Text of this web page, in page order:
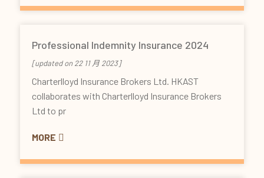
Professional Indemnity Insurance 2024
[updated on 22 11 月 2023]
Charterlloyd Insurance Brokers Ltd. HKAST
collaborates with Charterlloyd Insurance Brokers
Ltd to pr
MORE